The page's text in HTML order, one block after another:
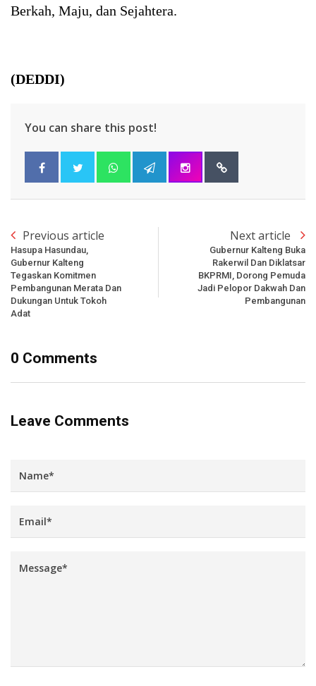
Berkah, Maju, dan Sejahtera.
(DEDDI)
You can share this post!
Previous article
Hasupa Hasundau,
Gubernur Kalteng
Tegaskan Komitmen
Pembangunan Merata Dan
Dukungan Untuk Tokoh
Adat
Next article
Gubernur Kalteng Buka
Rakerwil Dan Diklatsar
BKPRMI, Dorong Pemuda
Jadi Pelopor Dakwah Dan
Pembangunan
0 Comments
Leave Comments